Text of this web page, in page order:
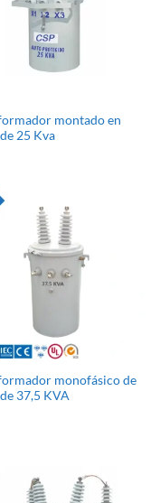
montado en
25 Kva
monofásico de
37,5 KVA